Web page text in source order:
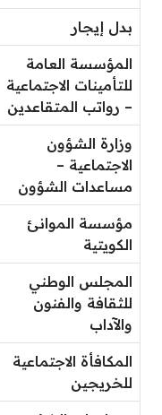
بدل إيجار
المؤسسة العامة
للتأمينات الاجتماعية
– رواتب المتقاعدين
وزارة الشؤون
الاجتماعية –
مساعدات الشؤون
مؤسسة الموانئ
الكويتية
المجلس الوطني
للثقافة والفنون
والآداب
المكافأة الاجتماعية
للخريجين